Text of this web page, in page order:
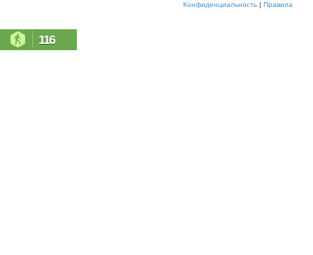
Конфиденциальность | Правила
116